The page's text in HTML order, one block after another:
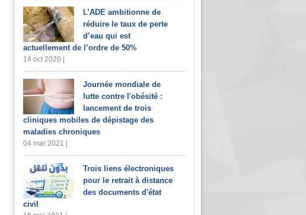
L’ADE ambitionne de
réduire le taux de perte
d’eau qui est
actuellement de l’ordre de 50%
14 oct 2020 |
Journée mondiale de
lutte contre l'obésité :
lancement de trois
cliniques mobiles de dépistage des
maladies chroniques
04 mar 2021 |
Trois liens électroniques
pour le retrait à distance
des documents d'état
civil